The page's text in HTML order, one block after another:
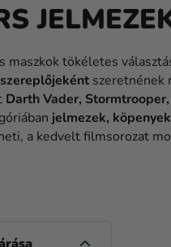
maszkok tökéletes
szeretnének
Darth Vader,
jelmezek,
a kedvelt filmsorozat